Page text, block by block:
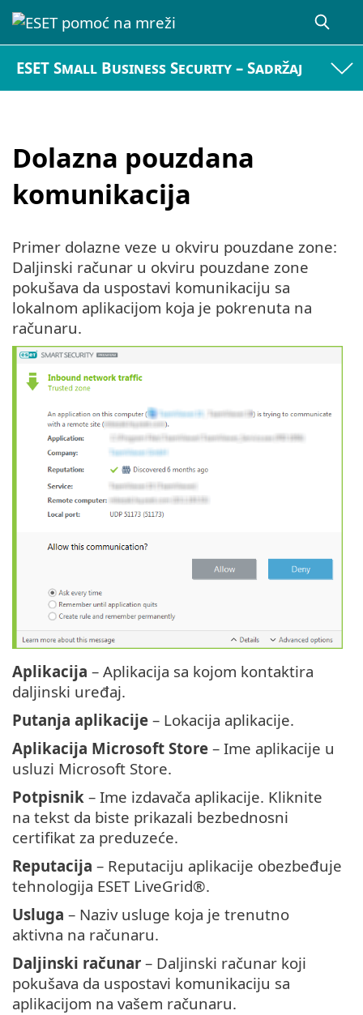
ESET Small Business Security – Sadržaj
Dolazna pouzdana
komunikacija
Primer dolazne veze u okviru pouzdane zone:
Daljinski računar u okviru pouzdane zone
pokušava da uspostavi komunikaciju sa
lokalnom aplikacijom koja je pokrenuta na
računaru.
Aplikacija – Aplikacija sa kojom kontaktira
daljinski uređaj.
Putanja aplikacije – Lokacija aplikacije.
Aplikacija Microsoft Store – Ime aplikacije u
usluzi Microsoft Store.
Potpisnik – Ime izdavača aplikacije. Kliknite
na tekst da biste prikazali bezbednosni
certifikat za preduzeće.
Reputacija – Reputaciju aplikacije obezbeđuje
tehnologija ESET LiveGrid®.
Usluga – Naziv usluge koja je trenutno
aktivna na računaru.
Daljinski računar – Daljinski računar koji
pokušava da uspostavi komunikaciju sa
aplikacijom na vašem računaru.